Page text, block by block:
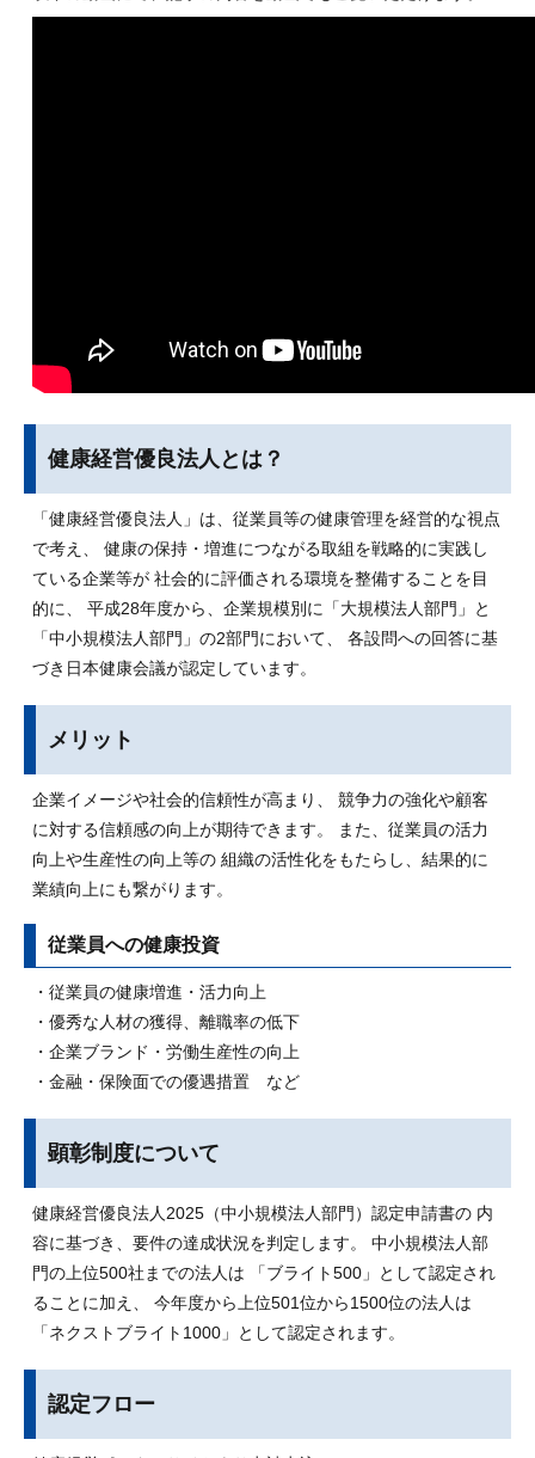
健康経営優良法人とは？
「健康経営優良法人」は、従業員等の健康管理を経営的な視点
で考え、 健康の保持・増進につながる取組を戦略的に実践し
ている企業等が 社会的に評価される環境を整備することを目
的に、 平成28年度から、企業規模別に「大規模法人部門」と
「中小規模法人部門」の2部門において、 各設問への回答に基
づき日本健康会議が認定しています。
メリット
企業イメージや社会的信頼性が高まり、 競争力の強化や顧客
に対する信頼感の向上が期待できます。 また、従業員の活力
向上や生産性の向上等の 組織の活性化をもたらし、結果的に
業績向上にも繋がります。
従業員への健康投資
・従業員の健康増進・活力向上
・優秀な人材の獲得、離職率の低下
・企業ブランド・労働生産性の向上
・金融・保険面での優遇措置 など
顕彰制度について
健康経営優良法人2025（中小規模法人部門）認定申請書の 内
容に基づき、要件の達成状況を判定します。 中小規模法人部
門の上位500社までの法人は 「ブライト500」として認定され
ることに加え、 今年度から上位501位から1500位の法人は
「ネクストブライト1000」として認定されます。
認定フロー